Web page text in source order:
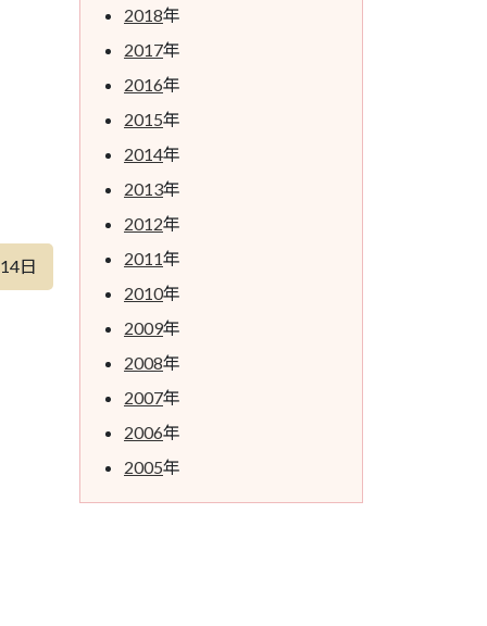
日
2018年
2017年
2016年
2015年
2014年
2013年
2012年
2011年
2010年
2009年
2008年
2007年
2006年
2005年